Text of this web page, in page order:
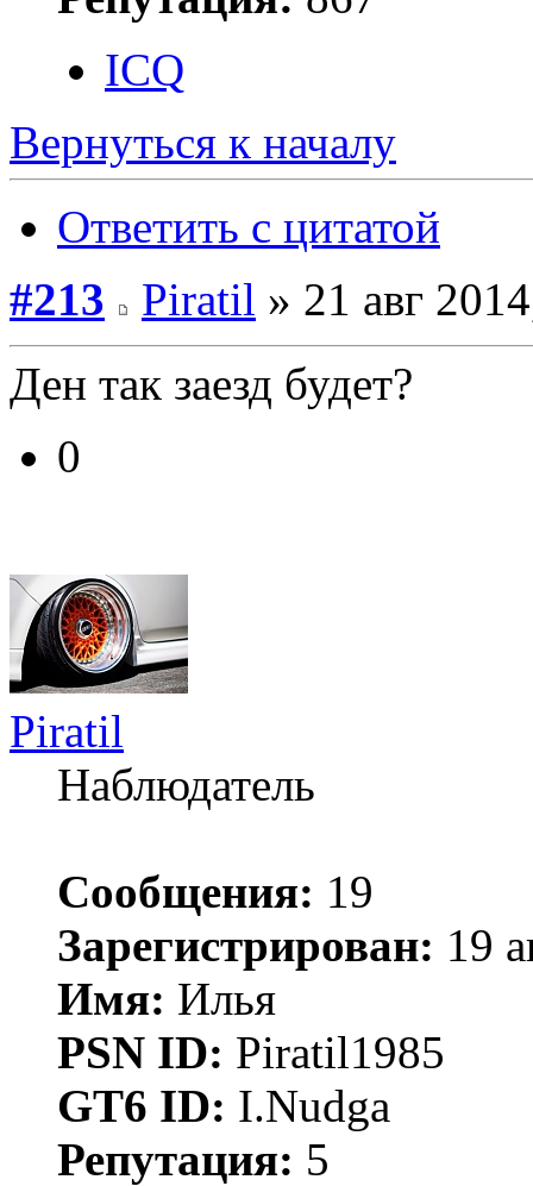
ICQ
Вернуться к началу
Ответить с цитатой
#213
Piratil » 21 авг
Ден так заезд будет?
0
Piratil
Наблюдатель
Сообщения: 19
Зарегистрирован: 19
Имя: Илья
PSN ID: Piratil1985
GT6 ID: I.Nudga
Репутация: 5